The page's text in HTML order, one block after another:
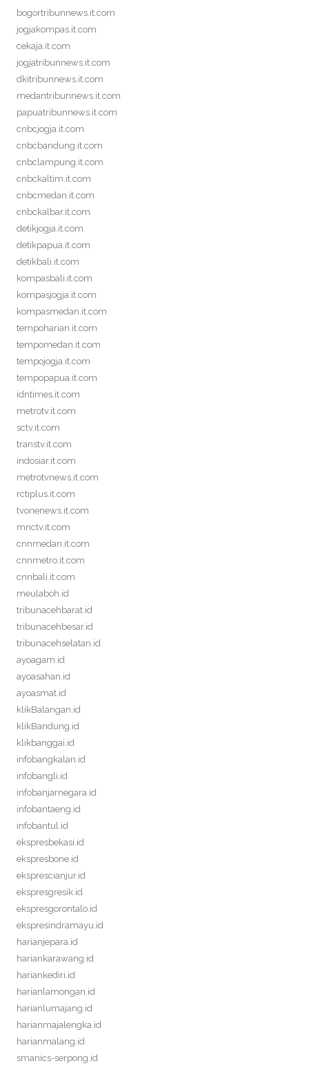
bogortribunnews.it.com
jogjakompas.it.com
cekaja.it.com
jogjatribunnews.it.com
dkitribunnews.it.com
medantribunnews.it.com
papuatribunnews.it.com
cnbcjogja.it.com
cnbcbandung.it.com
cnbclampung.it.com
cnbckaltim.it.com
cnbcmedan.it.com
cnbckalbar.it.com
detikjogja.it.com
detikpapua.it.com
detikbali.it.com
kompasbali.it.com
kompasjogja.it.com
kompasmedan.it.com
tempoharian.it.com
tempomedan.it.com
tempojogja.it.com
tempopapua.it.com
idntimes.it.com
metrotv.it.com
sctv.it.com
transtv.it.com
indosiar.it.com
metrotvnews.it.com
rctiplus.it.com
tvonenews.it.com
mnctv.it.com
cnnmedan.it.com
cnnmetro.it.com
cnnbali.it.com
meulaboh.id
tribunacehbarat.id
tribunacehbesar.id
tribunacehselatan.id
ayoagam.id
ayoasahan.id
ayoasmat.id
klikBalangan.id
klikBandung.id
klikbanggai.id
infobangkalan.id
infobangli.id
infobanjarnegara.id
infobantaeng.id
infobantul.id
ekspresbekasi.id
ekspresbone.id
eksprescianjur.id
ekspresgresik.id
ekspresgorontalo.id
ekspresindramayu.id
harianjepara.id
hariankarawang.id
hariankediri.id
harianlamongan.id
harianlumajang.id
harianmajalengka.id
harianmalang.id
smanics-serpong.id